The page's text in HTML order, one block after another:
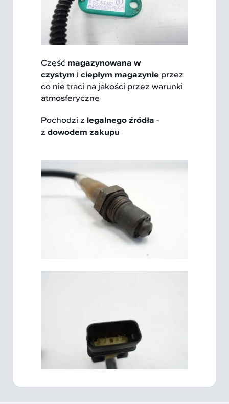
Część magazynowana w
czystym i ciepłym magazynie przez
co nie traci na jakości przez warunki
atmosferyczne
Pochodzi z legalnego źródła -
z dowodem zakupu